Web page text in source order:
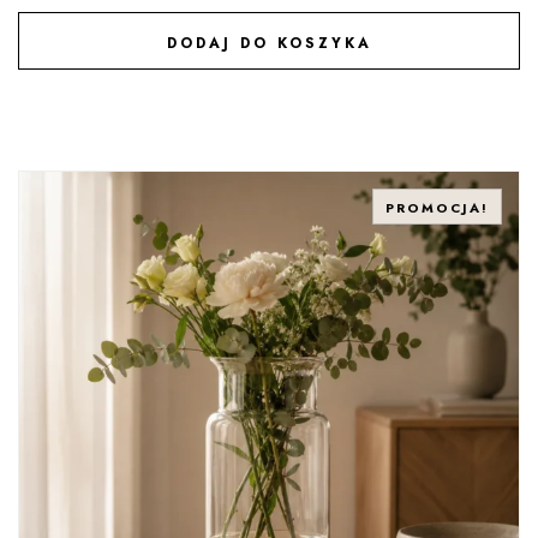
DODAJ DO KOSZYKA
DODAJ DO ULUBIONYCH
PROMOCJA!